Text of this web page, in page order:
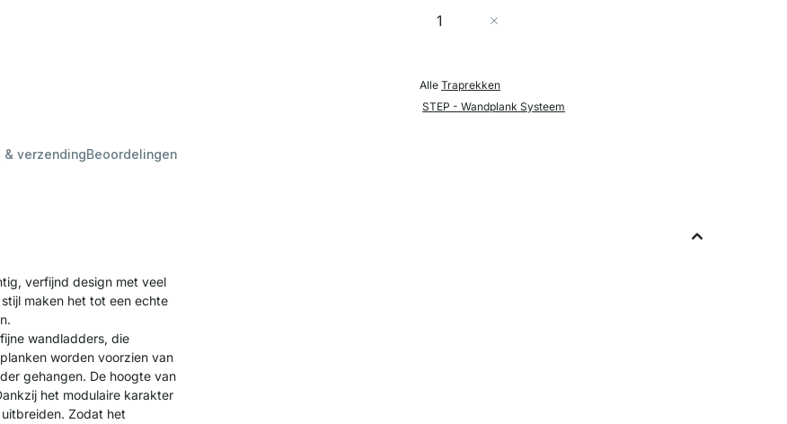
Aantal
AlleTraprekken
STEP - Wandplank Systeem
& verzendingBeoordelingen
verfijnd design met veel
maken het tot een echte
wandladders, die
worden voorzien van
gehangen. De hoogte van
het modulaire karakter
Zodat het